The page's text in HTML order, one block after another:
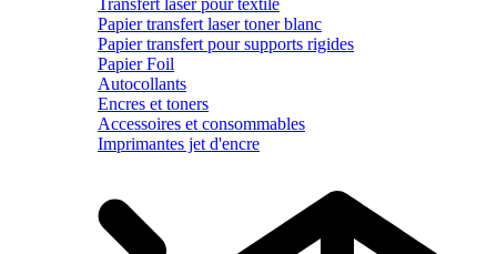
Papier transfert laser toner blanc
Papier transfert pour supports rigides
Papier Foil
Autocollants
Encres et toners
Accessoires et consommables
Imprimantes jet d'encre